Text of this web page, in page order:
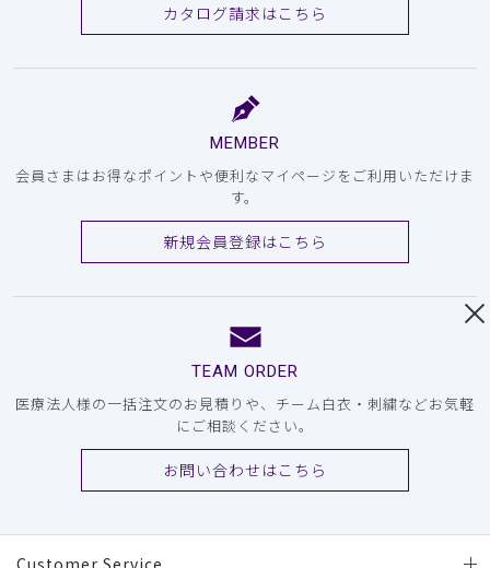
カタログ請求はこちら
MEMBER
会員さまはお得なポイントや便利なマイページをご利用いただけま
す。
新規会員登録はこちら
TEAM ORDER
医療法人様の一括注文のお見積りや、チーム白衣・刺繍などお気軽
にご相談ください。
お問い合わせはこちら
Customer Service